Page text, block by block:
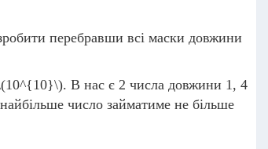
перебравши всі маски довжини
. В нас є 2 числа довжини 1, 4
число займатиме не більше